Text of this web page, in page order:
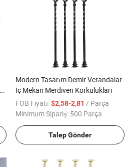
Modern Tasarım Demir Verandalar
İç Mekan Merdiven Korkulukları
FOB Fiyatı:$2,58-2,81 / Parça
Minimum Sipariş: 500 Parça
Talep Gönder